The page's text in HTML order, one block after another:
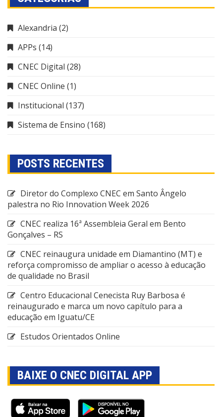
Alexandria (2)
APPs (14)
CNEC Digital (28)
CNEC Online (1)
Institucional (137)
Sistema de Ensino (168)
POSTS RECENTES
Diretor do Complexo CNEC em Santo Ângelo
palestra no Rio Innovation Week 2026
CNEC realiza 16ª Assembleia Geral em Bento
Gonçalves – RS
CNEC reinaugura unidade em Diamantino (MT) e
reforça compromisso de ampliar o acesso à educação
de qualidade no Brasil
Centro Educacional Cenecista Ruy Barbosa é
reinaugurado e marca um novo capítulo para a
educação em Iguatu/CE
Estudos Orientados Online
BAIXE O CNEC DIGITAL APP